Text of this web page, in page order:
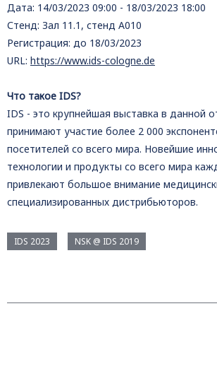
Дата: 14/03/2023 09:00 - 18/03/2023 18:00
Стенд: Зал 11.1, стенд A010
Регистрация: до 18/03/2023
URL: https://www.ids-cologne.de
Что такое IDS?
IDS - это крупнейшая выставка в данной
принимают участие более 2 000
посетителей со всего мира. Новейшие
технологии и продукты со всего мира
привлекают большое внимание
специализированных дистрибьюторов.
IDS 2023 NSK @ IDS 2019